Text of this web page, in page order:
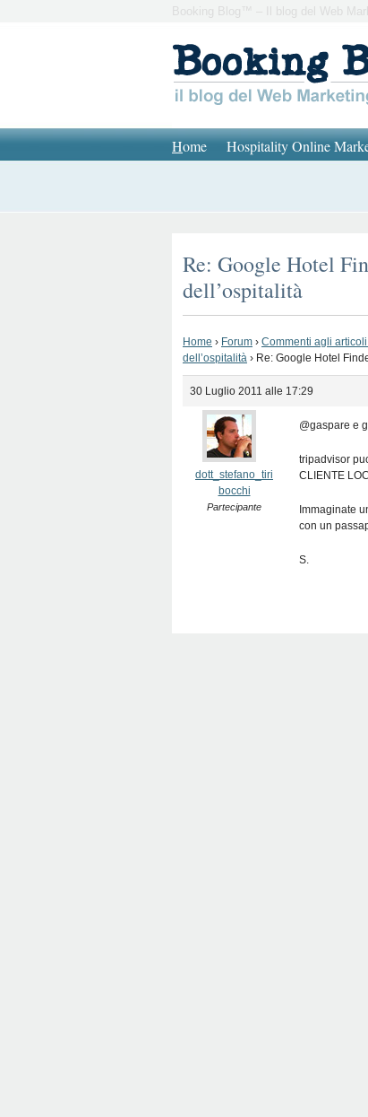
Booking Blog™ – Il blog del Web
Home Hospitality Online
Re: Google Hotel
dell’ospitalità
Home › Forum › Commenti agli
dell’ospitalità › Re: Google Hotel
30 Luglio 2011 alle 17:29
dott_stefano_tiri
bocchi
Partecipante
@gaspare e
tripadvisor
CLIENTE
Immaginate
con un
S.